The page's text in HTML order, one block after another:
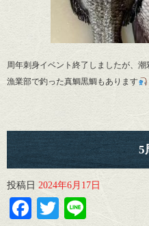
周年刺身イベント終了しましたが、
漁業部で釣った真鯛黒鯛もあります
5
投稿日 2024年6月17日
Facebook
Twitter